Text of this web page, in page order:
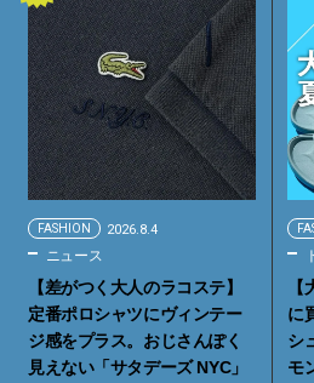
FASHION 2026.8.4
ニュース
【差がつく大人のラコステ】
定番ポロシャツにヴィンテー
ジ感をプラス。おじさんぽく
見えない「サタデーズ NYC」
に
シ
モ